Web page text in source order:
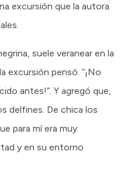
excursión que la autora
suele veranear en la
excursión pensó: “¡No
antes!”. Y agregó que,
delfines. De chica los
para mí era muy
y en su entorno